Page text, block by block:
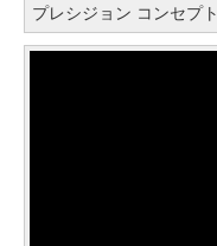
プレシジョン コンセプト